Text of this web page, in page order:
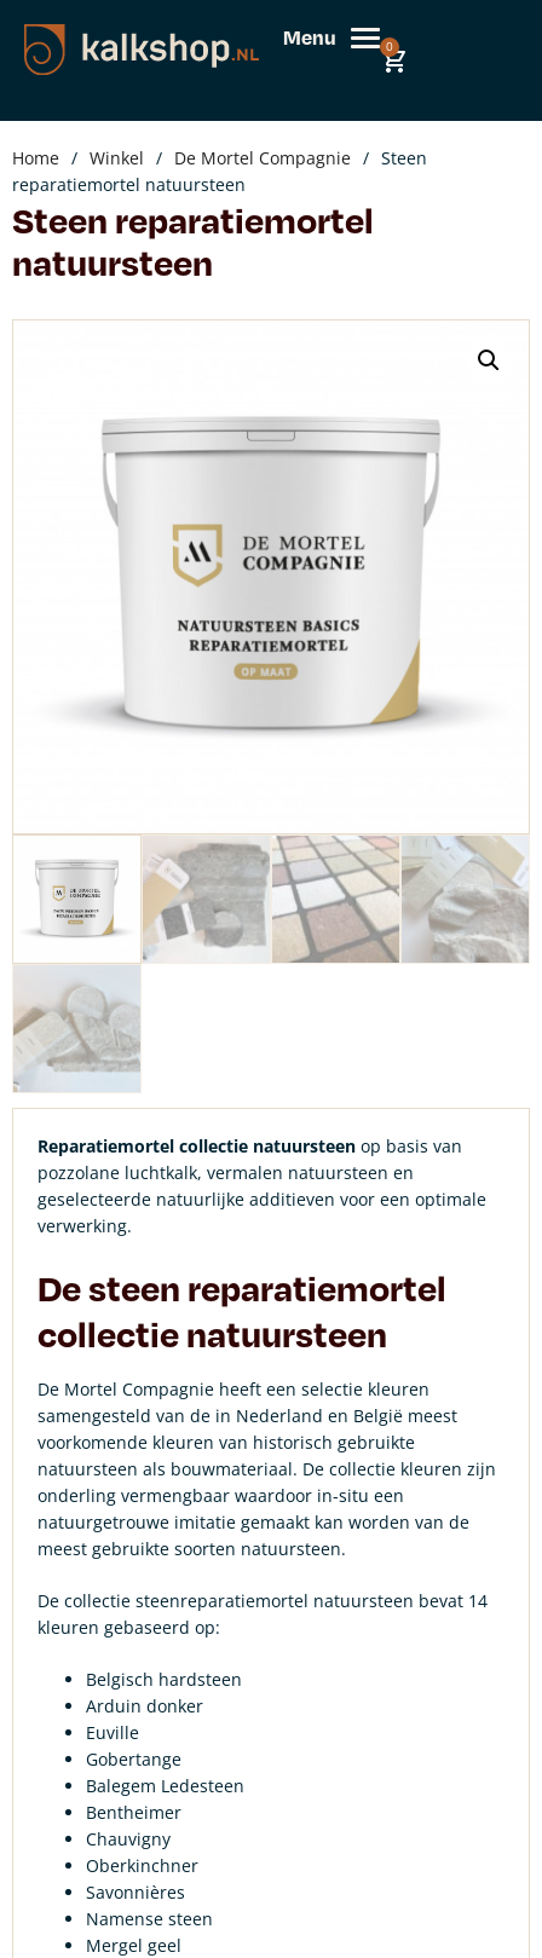
Menu 0
Home / Winkel / De Mortel Compagnie / Steen
reparatiemortel natuursteen
Steen reparatiemortel
natuursteen
Reparatiemortel collectie natuursteen op basis van
pozzolane luchtkalk, vermalen natuursteen en
geselecteerde natuurlijke additieven voor een optimale
verwerking.
De steen reparatiemortel
collectie natuursteen
De Mortel Compagnie heeft een selectie kleuren
samengesteld van de in Nederland en België meest
voorkomende kleuren van historisch gebruikte
natuursteen als bouwmateriaal. De collectie kleuren zijn
onderling vermengbaar waardoor in-situ een
natuurgetrouwe imitatie gemaakt kan worden van de
meest gebruikte soorten natuursteen.
De collectie steenreparatiemortel natuursteen bevat 14
kleuren gebaseerd op:
Belgisch hardsteen
Arduin donker
Euville
Gobertange
Balegem Ledesteen
Bentheimer
Chauvigny
Oberkinchner
Savonnières
Namense steen
Mergel geel